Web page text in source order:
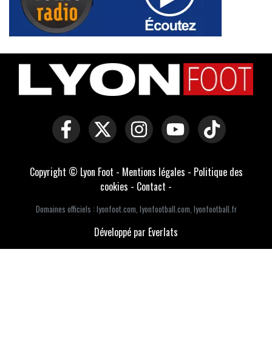
Copyright © Lyon Foot - Mentions légales - Politique des
cookies - Contact -
Domaines officiels : lyonfoot.com lyonfootball.com lyonfootball.fr
Développé par Everlats